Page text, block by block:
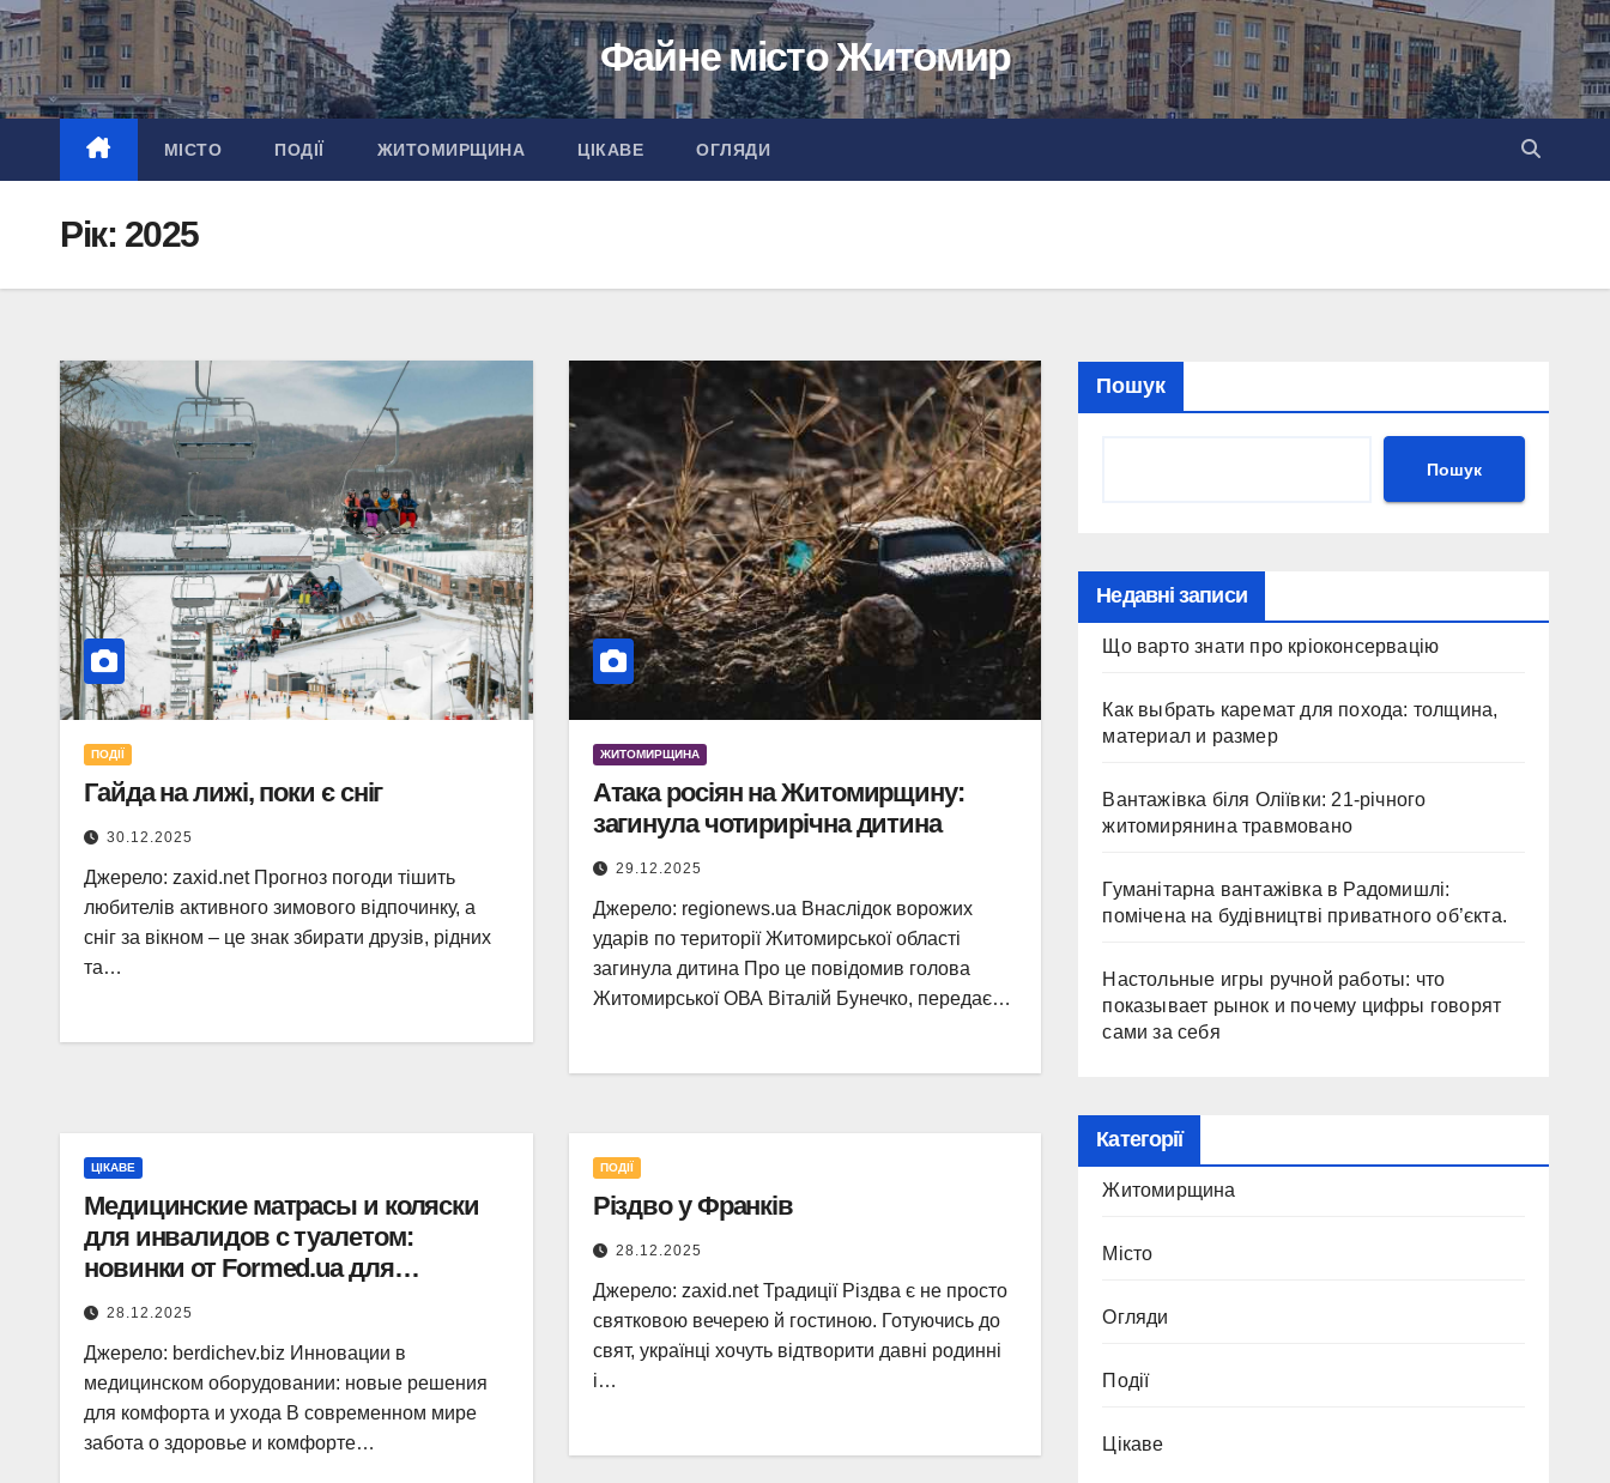
Перейти
до
вмісту
Файне місто Житомир
МІСТО ПОДІЇ ЖИТОМИРЩИНА ЦІКАВЕ ОГЛЯДИ
Рік: 2025
ПОДІЇ
Гайда на лижі, поки є сніг
30.12.2025
Джерело: zaxid.net Прогноз погоди тішить
любителів активного зимового відпочинку, а
сніг за вікном – це знак збирати друзів, рідних
та…
ЖИТОМИРЩИНА
Атака росіян на Житомирщину:
загинула чотирирічна дитина
29.12.2025
Джерело: regionews.ua Внаслідок ворожих
ударів по території Житомирської області
загинула дитина Про це повідомив голова
Житомирської ОВА Віталій Бунечко, передає…
ЦІКАВЕ
Медицинские матрасы и коляски
для инвалидов с туалетом:
новинки от Formed.ua для
реабилитации
28.12.2025
Джерело: berdichev.biz Инновации в
медицинском оборудовании: новые решения
для комфорта и ухода В современном мире
забота о здоровье и комфорте…
ПОДІЇ
Різдво у Франків
28.12.2025
Джерело: zaxid.net Традиції Різдва є не просто
святковою вечерею й гостиною. Готуючись до
свят, українці хочуть відтворити давні родинні
і…
Пошук
Пошук
Недавні записи
Що варто знати про кріоконсервацію
Как выбрать каремат для похода: толщина,
материал и размер
Вантажівка біля Оліївки: 21-річного
житомирянина травмовано
Гуманітарна вантажівка в Радомишлі:
помічена на будівництві приватного об’єкта.
Настольные игры ручной работы: что
показывает рынок и почему цифры говорят
сами за себя
Категорії
Житомирщина
Місто
Огляди
Події
Цікаве